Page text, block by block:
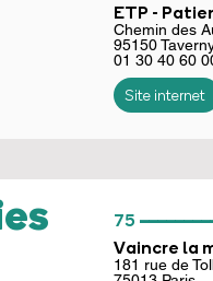
ETP -
Chemin des
95150
01 30 40 60
Site internet
75
Vaincre la
181 rue de